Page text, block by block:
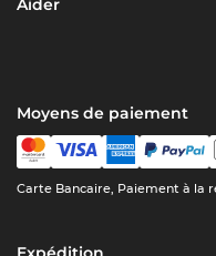
Aider
Moyens de paiement
Carte Bancaire, Paiement à la